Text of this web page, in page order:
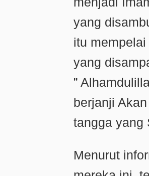
yang
itu
yang
”
berjanji
tangga yang
Menurut